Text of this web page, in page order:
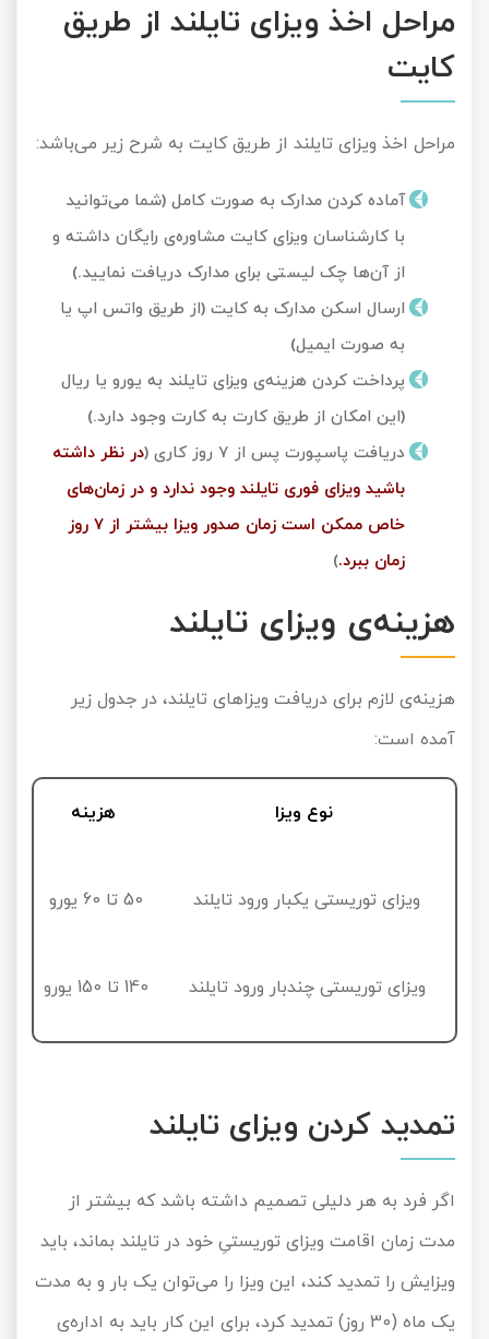
مراحل اخذ ویزای تایلند از طریق
کایت
مراحل اخذ ویزای تایلند از طریق کایت به شرح زیر می‌باشد:
آماده کردن مدارک به صورت کامل (شما می‌توانید
با کارشناسان ویزای کایت مشاوره‌ی رایگان داشته و
از آن‌ها چک لیستی برای مدارک دریافت نمایید.)
ارسال اسکن مدارک به کایت (از طریق واتس اپ یا
به صورت ایمیل)
پرداخت کردن هزینه‌ی ویزای تایلند به یورو یا ریال
(این امکان از طریق کارت به کارت وجود دارد.)
دریافت پاسپورت پس از 7 روز کاری (
در نظر داشته
باشید ویزای فوری تایلند وجود ندارد و در زمان‌های
خاص ممکن است زمان صدور ویزا بیشتر از 7 روز
زمان ببرد.)
هزینه‌ی ویزای تایلند
هزینه‌ی لازم برای دریافت ویزاهای تایلند، در جدول زیر
آمده است:
نوع ویزا هزینه
ویزای توریستی یکبار ورود تایلند 50 تا 60 یورو
ویزای توریستی چندبار ورود تایلند 140 تا 150 یورو
تمدید کردن ویزای تایلند
اگر فرد به هر دلیلی تصمیم داشته باشد که بیشتر از
مدت زمان اقامت ویزای توریستیِ خود در تایلند بماند، باید
ویزایش را تمدید کند، این ویزا را می‌توان یک بار و به مدت
یک ماه (30 روز) تمدید کرد، برای این کار باید به اداره‌ی